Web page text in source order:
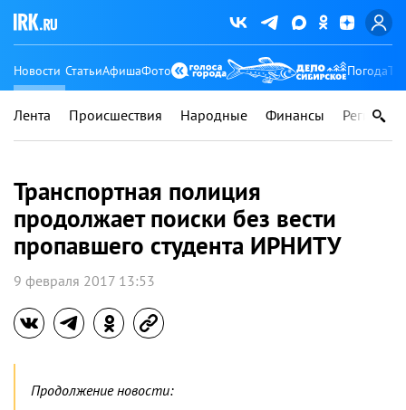
Новости СтатьиАфишаФото Погода
Лента Происшествия Народные Финансы Регионы
Транспортная полиция
продолжает поиски без вести
пропавшего студента ИРНИТУ
9 февраля 2017 13:53
Продолжение новости: